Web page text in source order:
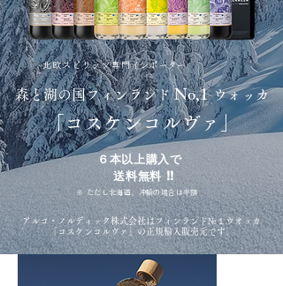
北欧スピリッツ専門インポーター
森と湖の国フィンランドNo,1ウォッカ
「コスケンコルヴァ」
６本以上購入で
​ 送料無料 !!
​※ ただし北海道、沖輪の場合は半額
アルコ・ノルディック株式会社はフィンランド№１ウオッカ
「コスケンコルヴァ」の正規輸入販売元です。